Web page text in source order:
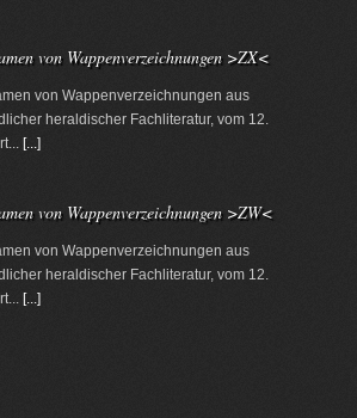
von Wappenverzeichnungen >ZX<
von Wappenverzeichnungen aus
heraldischer Fachliteratur, vom 12.
[...]
von Wappenverzeichnungen >ZW<
von Wappenverzeichnungen aus
heraldischer Fachliteratur, vom 12.
[...]